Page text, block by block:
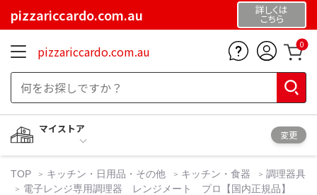
pizzariccardo.com.au 詳しくは
こちら
pizzariccardo.com.au 0
マイストア
変更
TOP キッチン・日用品・その他 キッチン・食器
調理器具
電子レンジ専用調理器 レンジメート プロ【国内正規品】